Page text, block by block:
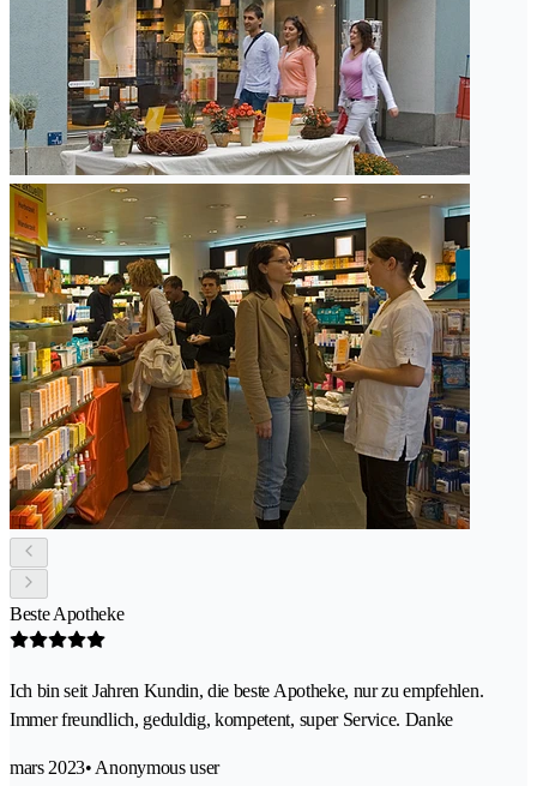
Beste Apotheke
Ich bin seit Jahren Kundin, die beste Apotheke, nur zu empfehlen.
Immer freundlich, geduldig, kompetent, super Service. Danke
mars 2023• Anonymous user